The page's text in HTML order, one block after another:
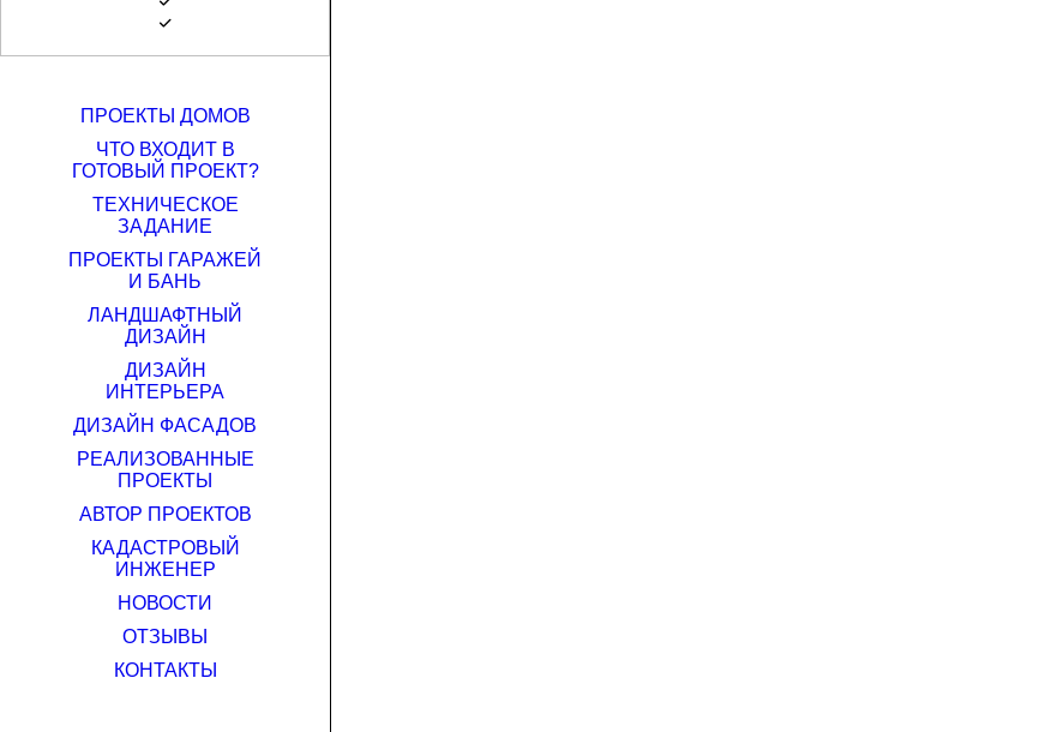
ПРОЕКТЫ ДОМОВ
ЧТО ВХОДИТ В
ГОТОВЫЙ ПРОЕКТ?
ТЕХНИЧЕСКОЕ
ЗАДАНИЕ
ПРОЕКТЫ ГАРАЖЕЙ
И БАНЬ
ЛАНДШАФТНЫЙ
ДИЗАЙН
ДИЗАЙН
ИНТЕРЬЕРА
ДИЗАЙН ФАСАДОВ
РЕАЛИЗОВАННЫЕ
ПРОЕКТЫ
АВТОР ПРОЕКТОВ
КАДАСТРОВЫЙ
ИНЖЕНЕР
НОВОСТИ
ОТЗЫВЫ
КОНТАКТЫ